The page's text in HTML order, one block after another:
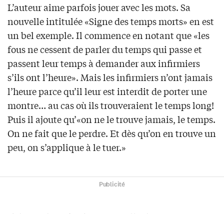
L’auteur aime parfois jouer avec les mots. Sa
nouvelle intitulée «Signe des temps morts» en est
un bel exemple. Il commence en notant que «les
fous ne cessent de parler du temps qui passe et
passent leur temps à demander aux infirmiers
s’ils ont l’heure». Mais les infirmiers n’ont jamais
l’heure parce qu’il leur est interdit de porter une
montre… au cas où ils trouveraient le temps long!
Puis il ajoute qu’«on ne le trouve jamais, le temps.
On ne fait que le perdre. Et dès qu’on en trouve un
peu, on s’applique à le tuer.»
Publicité